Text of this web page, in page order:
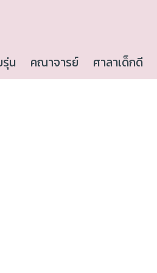
รุ่น คณาจารย์ ศาลาเด็กดี